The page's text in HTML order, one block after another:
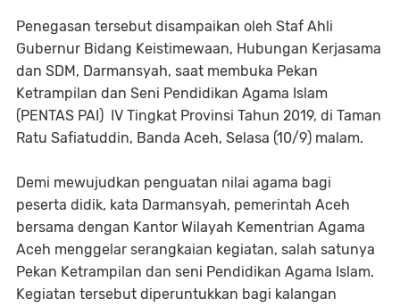
Penegasan tersebut disampaikan oleh Staf Ahli
Gubernur Bidang Keistimewaan, Hubungan Kerjasama
dan SDM, Darmansyah, saat membuka Pekan
Ketrampilan dan Seni Pendidikan Agama Islam
(PENTAS PAI) IV Tingkat Provinsi Tahun 2019, di Taman
Ratu Safiatuddin, Banda Aceh, Selasa (10/9) malam.
Demi mewujudkan penguatan nilai agama bagi
peserta didik, kata Darmansyah, pemerintah Aceh
bersama dengan Kantor Wilayah Kementrian Agama
Aceh menggelar serangkaian kegiatan, salah satunya
Pekan Ketrampilan dan seni Pendidikan Agama Islam.
Kegiatan tersebut diperuntukkan bagi kalangan